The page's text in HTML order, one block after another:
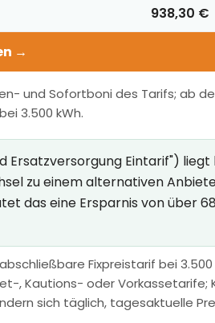
938,30 €
→
und Sofortboni des Tarifs; ab
3.500 kWh.
Eintarif") liegt
zu einem alternativen
das eine Ersparnis von über
Fixpreistarif bei 3.500
, Kautions- oder Vorkassetarife;
sich täglich, tagesaktuelle